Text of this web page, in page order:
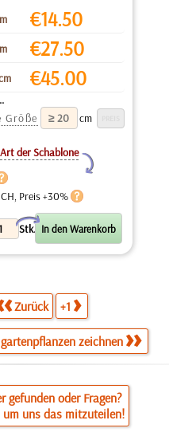
€14.50
€27.50
€45.00
Größe
cm
Art der Schablone
Y
Preis +30%
Stk.
X
Zurück +1
zeichnen
gefunden oder Fragen?
um uns das mitzuteilen!